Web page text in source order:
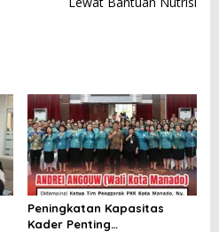
Peningkatan Kapasitas
Kader Penting